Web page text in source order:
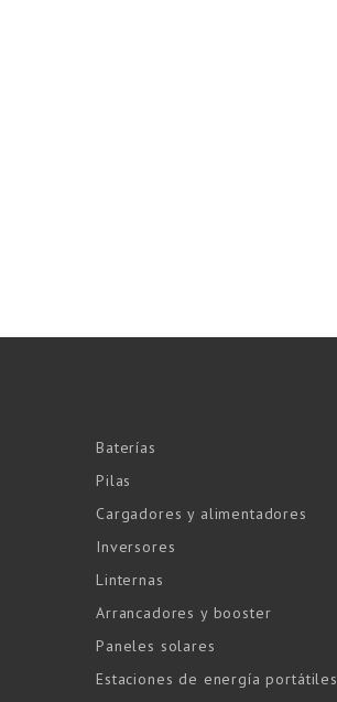
Baterías
Pilas
Cargadores y alimentadores
Inversores
Linternas
Arrancadores y booster
Paneles solares
Estaciones de energía portátiles